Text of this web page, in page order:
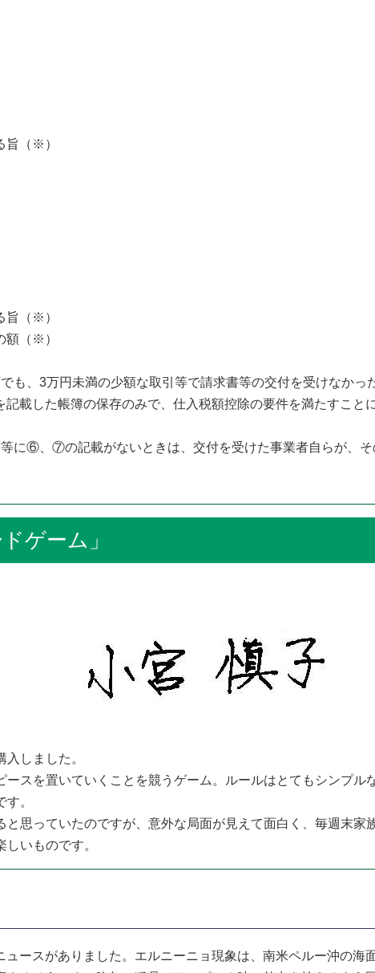
旨（※）
旨（※）
額（※）
も、3万円未満の少額な取引等で請求書等の交付を受けなかっ
載した帳簿の保存のみで、仕入税額控除の要件を満たすこと
に⑥、⑦の記載がないときは、交付を受けた事業者自らが、そ
ーム」
しました。
スを置いていくことを競うゲーム。ルールはとてもシンプル
。
思っていたのですが、意外な局面が見えて面白く、毎週末家
いものです。
ースがありました。エルニーニョ現象は、南米ペルー沖の海